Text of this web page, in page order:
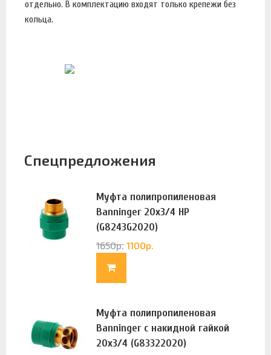
отдельно. В комплектацию входят только крепежи без
кольца.
Спецпредложения
Муфта полипропиленовая
Banninger 20х3/4 НР
(G8243G2020)
1650р. 1100р.
Муфта полипропиленовая
Banninger с накидной гайкой
20х3/4 (G83322020)